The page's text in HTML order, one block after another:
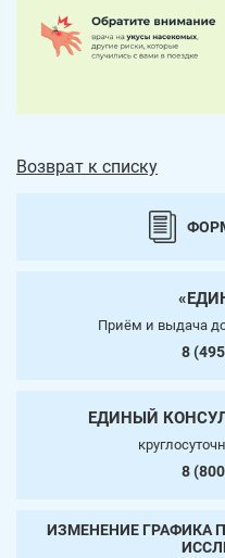
Возврат к списку
Приём и выдача
8
ЕДИНЫЙ
8
ИЗМЕНЕНИЕ ГРАФИКА